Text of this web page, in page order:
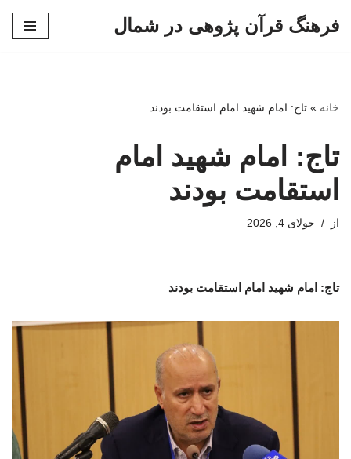
فرهنگ قرآن پژوهی در شمال
خانه » تاج: امام شهید امام استقامت بودند
تاج: امام شهید امام
استقامت بودند
از جولای 4, 2026
تاج: امام شهید امام استقامت بودند